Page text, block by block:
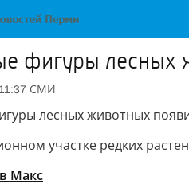
фигуры лесных
СМИ
лесных животных
участке редких
Макс